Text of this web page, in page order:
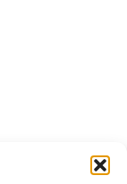
Galleria)